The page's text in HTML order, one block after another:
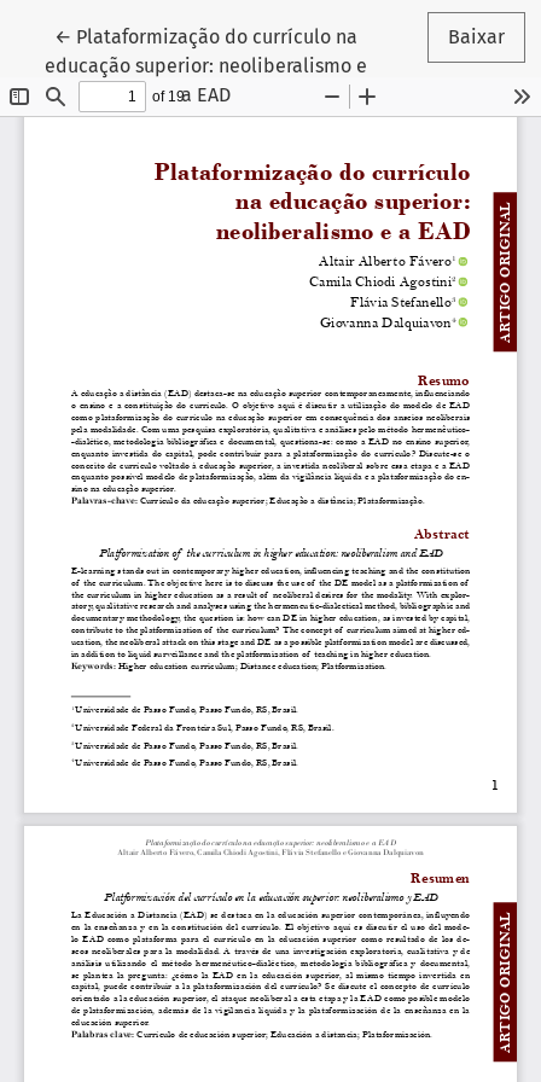
← Voltar aos Detalhes do Artigo
Plataformização do currículo na
educação superior: neoliberalismo e
a EAD
Baixar